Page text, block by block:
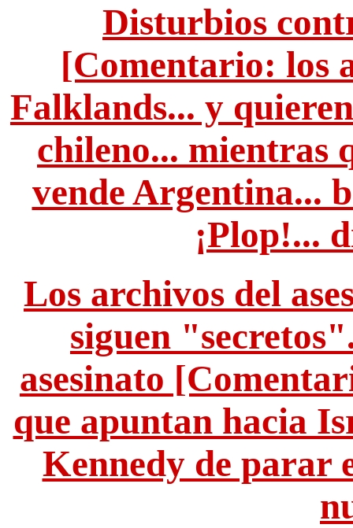
Disturbios
[Comentario: los
Falklands... y
chileno... mientras
vende Argentina...
¡Plop!...
Los archivos del
siguen
asesinato
que apuntan hacia
Kennedy de parar